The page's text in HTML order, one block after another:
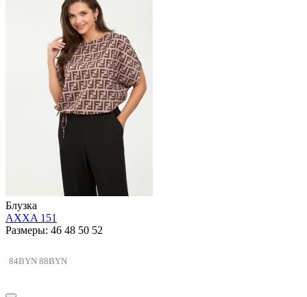
Блузка
AXXA 151
Размеры: 46 48 50 52
84BYN 88BYN